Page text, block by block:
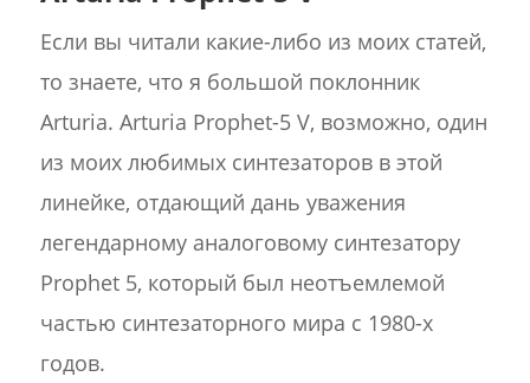
Если вы читали какие-либо из моих статей,
то знаете, что я большой поклонник
Arturia. Arturia Prophet-5 V, возможно, один
из моих любимых синтезаторов в этой
линейке, отдающий дань уважения
легендарному аналоговому синтезатору
Prophet 5, который был неотъемлемой
частью синтезаторного мира с 1980-х
годов.